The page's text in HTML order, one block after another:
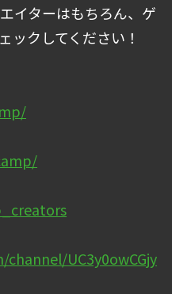
イターはもちろん、ゲ
ックしてください！
UC3y0owCGjy